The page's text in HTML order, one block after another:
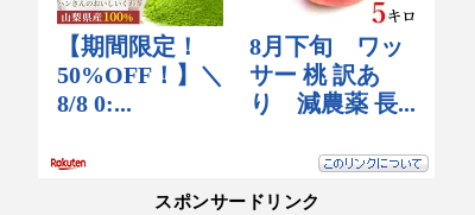
スポンサードリンク